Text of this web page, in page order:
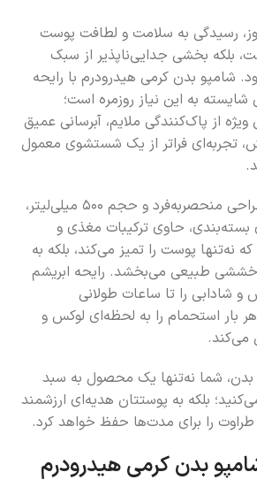
رسیدگی به سلامت و لطافت پوست
بلکه بخشی جدایی‌ناپذیر از سبک
شامپو بدن کرمی هیدرودرم با رایحه
به این نیاز روزمره است؛
از پاک‌کنندگی ملایم، آبرسانی عمیق
تجربه‌ای فراتر از یک شستشوی معمول
این شامپو کرمی با طراحی منحصربه‌فرد و حجم ۵۰۰ میلی‌لیتر،
بسته‌بندی، حاوی ترکیبات مغذی و
نه‌تنها پوست را تمیز می‌کند، بلکه به
طبیعی می‌بخشد. رایحه ابریشم
شادابی را تا ساعات طولانی
بار استحمام را به لحظه‌ای لوکس و
می‌کند.
بدن، شما نه‌تنها یک محصول به سبد
بلکه به پوستتان هدیه‌ای ارزشمند
را برای مدت‌ها حفظ خواهد کرد.
بدن کرمی هیدرودرم